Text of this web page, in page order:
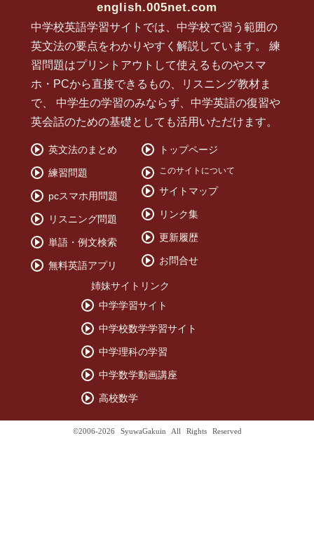
english.005net.com
中学校英語学習サイトでは、中学校で習う範囲の
英文法の要点をわかりやすく解説しています。 練
習問題はプリントアウトして使えるものやスマ
ホ・PCから直接できるもの、リスニング教材ま
で、 中学生の学習のみならず、中学英語の復習や
英会話のための基礎としても活用いただけます。
英文法のまとめ
練習問題
pcスマホ用問題
リスニング問題
単語・例文検索
無料英語アプリ
トップページ
このサイトについて
サイトマップ
リンク集
更新履歴
お問合せ
姉妹サイトリンク
中学学習サイト
中学校数学学習サイト
中学理科の学習
中学数学動画講座
高校数学
©2006-2026 SyuwaGakuin All Rights Reserved